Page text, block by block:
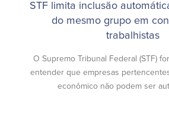
STF limita inclusão
do mesmo grupo em
trabalhistas
O Supremo Tribunal Federal (STF)
entender que empresas
econômico não podem ser